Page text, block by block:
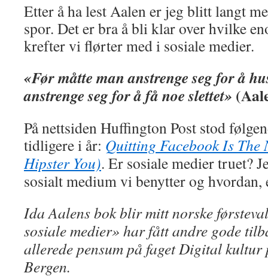
Etter å ha lest Aalen er jeg blitt langt
spor. Det er bra å bli klar over hvilke
krefter vi flørter med i sosiale medier.
«Før måtte man anstrenge seg for å
anstrenge seg for å få noe slettet»
På nettsiden Huffington Post stod
tidligere i år: Quitting Facebook Is The
Hipster You). Er sosiale medier truet?
sosialt medium vi benytter og hvordan,
Ida Aalens bok blir mitt norske
sosiale medier» har fått andre gode
allerede pensum på faget Digital
Bergen.